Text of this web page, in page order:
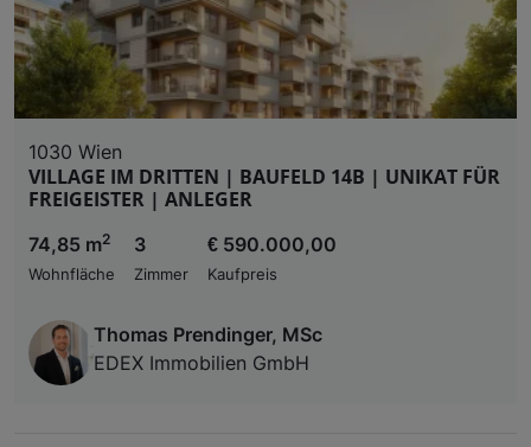
1030 Wien
VILLAGE IM DRITTEN | BAUFELD 14B | UNIKAT FÜR
FREIGEISTER | ANLEGER
74,85 m2
Wohnfläche
3
Zimmer
€ 590.000,00
Kaufpreis
Thomas Prendinger, MSc
EDEX Immobilien GmbH